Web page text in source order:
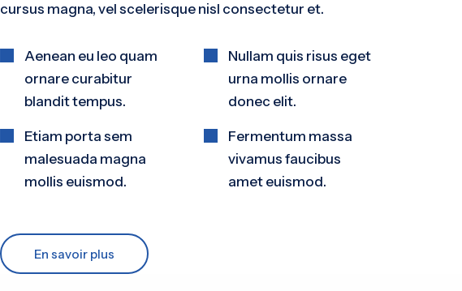
cursus magna, vel scelerisque nisl consectetur et.
Aenean eu leo quam
ornare curabitur
blandit tempus.
Etiam porta sem
malesuada magna
mollis euismod.
Nullam quis risus eget
urna mollis ornare
donec elit.
Fermentum massa
vivamus faucibus
amet euismod.
En savoir plus